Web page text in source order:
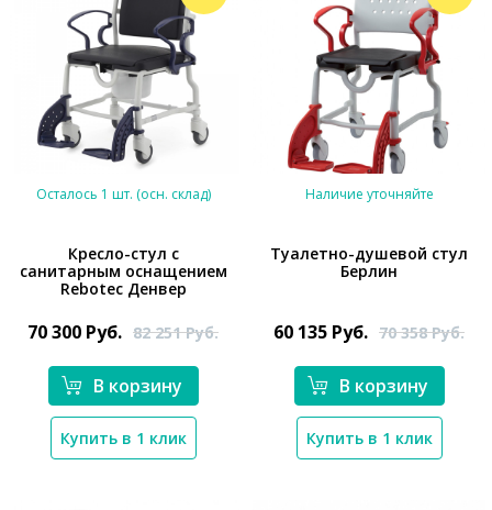
*}
Осталось 1 шт. (осн. склад)
Кресло-стул с
санитарным оснащением
Rebotec Денвер
70 300 Руб. 82 251Руб.
В корзину
Купить в 1 клик
Наличие уточняйте
Туалетно-душевой стул
Берлин
60 135 Руб. 70 358Руб.
В корзину
Купить в 1 клик